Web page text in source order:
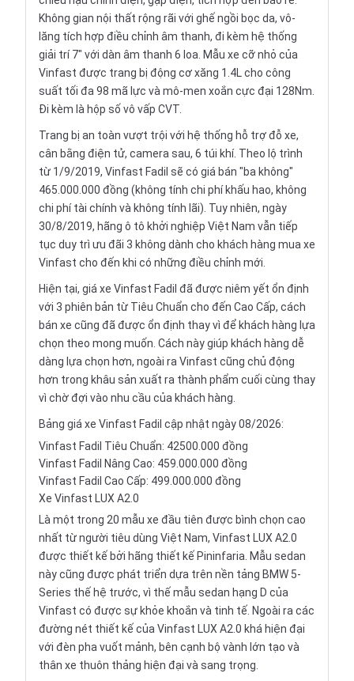
Không gian nội thất rộng rãi với ghế ngồi bọc da, vô-
lăng tích hợp điều chỉnh âm thanh, đi kèm hệ thống
giải trí 7" với dàn âm thanh 6 loa. Mẫu xe cỡ nhỏ của
Vinfast được trang bị động cơ xăng 1.4L cho công
suất tối đa 98 mã lực và mô-men xoắn cực đại 128Nm.
Đi kèm là hộp số vô vấp CVT.
Trang bị an toàn vượt trội với hệ thống hỗ trợ đỗ xe,
cân bằng điện tử, camera sau, 6 túi khí. Theo lộ trình
từ 1/9/2019, Vinfast Fadil sẽ có giá bán "ba không"
465.000.000 đồng (không tính chi phí khấu hao, không
chi phí tài chính và không tính lãi). Tuy nhiên, ngày
30/8/2019, hãng ô tô khởi nghiệp Việt Nam vẫn tiếp
tục duy trì ưu đãi 3 không dành cho khách hàng mua xe
Vinfast cho đến khi có những điều chỉnh mới.
Hiện tại, giá xe Vinfast Fadil đã được niêm yết ổn định
với 3 phiên bản từ Tiêu Chuẩn cho đến Cao Cấp, cách
bán xe cũng đã được ổn định thay vì để khách hàng lựa
chọn theo mong muốn. Cách này giúp khách hàng dễ
dàng lựa chọn hơn, ngoài ra Vinfast cũng chủ động
hơn trong khâu sản xuất ra thành phẩm cuối cùng thay
vì chờ đợi vào nhu cầu của khách hàng.
Bảng giá xe Vinfast Fadil cập nhật ngày 08/2026:
Vinfast Fadil Tiêu Chuẩn: 42500.000 đồng
Vinfast Fadil Nâng Cao: 459.000.000 đồng
Vinfast Fadil Cao Cấp: 499.000.000 đồng
Xe Vinfast LUX A2.0
Là một trong 20 mẫu xe đầu tiên được bình chọn cao
nhất từ người tiêu dùng Việt Nam, Vinfast LUX A2.0
được thiết kế bởi hãng thiết kế Pininfaria. Mẫu sedan
này cũng được phát triển dựa trên nền tảng BMW 5-
Series thế hệ trước, vì thế mẫu sedan hạng D của
Vinfast có được sự khỏe khoắn và tinh tế. Ngoài ra các
đường nét thiết kế của Vinfast LUX A2.0 khá hiện đại
với đèn pha vuốt mảnh, bên cạnh bộ vành lớn tạo và
thân xe thuôn thảng hiện đại và sang trọng.